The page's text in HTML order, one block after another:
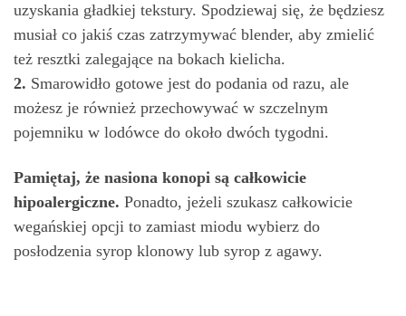
uzyskania gładkiej tekstury. Spodziewaj się, że będziesz
musiał co jakiś czas zatrzymywać blender, aby zmielić
też resztki zalegające na bokach kielicha.
2. Smarowidło gotowe jest do podania od razu, ale
możesz je również przechowywać w szczelnym
pojemniku w lodówce do około dwóch tygodni.
Pamiętaj, że nasiona konopi są całkowicie
hipoalergiczne. Ponadto, jeżeli szukasz całkowicie
wegańskiej opcji to zamiast miodu wybierz do
posłodzenia syrop klonowy lub syrop z agawy.